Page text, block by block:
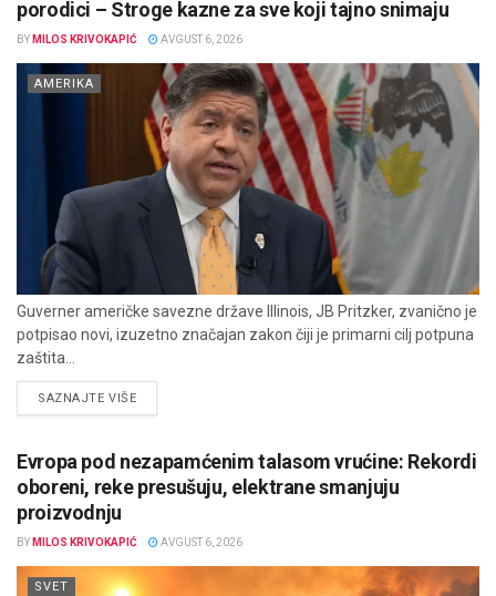
porodici – Stroge kazne za sve koji tajno snimaju
BY MILOS KRIVOKAPIĆ AVGUST 6, 2026
AMERIKA
Guverner američke savezne države Illinois, JB Pritzker, zvanično je
potpisao novi, izuzetno značajan zakon čiji je primarni cilj potpuna
zaštita...
SAZNAJTE VIŠEDETAILS
Evropa pod nezapamćenim talasom vrućine: Rekordi
oboreni, reke presušuju, elektrane smanjuju
proizvodnju
BY MILOS KRIVOKAPIĆ AVGUST 6, 2026
SVET